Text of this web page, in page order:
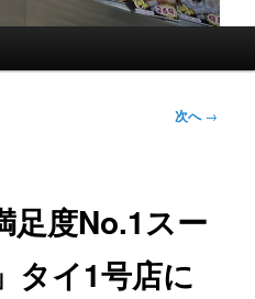
次へ→
足度No.1スー
タイ1号店に